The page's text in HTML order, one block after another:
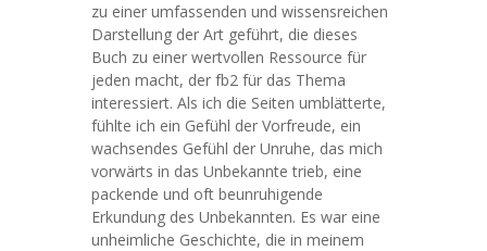
zu einer umfassenden und wissensreichen
Darstellung der Art geführt, die dieses
Buch zu einer wertvollen Ressource für
jeden macht, der fb2 für das Thema
interessiert. Als ich die Seiten umblätterte,
fühlte ich ein Gefühl der Vorfreude, ein
wachsendes Gefühl der Unruhe, das mich
vorwärts in das Unbekannte trieb, eine
packende und oft beunruhigende
Erkundung des Unbekannten. Es war eine
unheimliche Geschichte, die in meinem